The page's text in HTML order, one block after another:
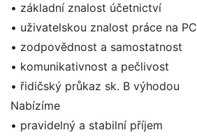
• základní znalost účetnictví
• uživatelskou znalost práce na PC
• zodpovědnost a samostatnost
• komunikativnost a pečlivost
• řidičský průkaz sk. B výhodou
Nabízíme
• pravidelný a stabilní příjem